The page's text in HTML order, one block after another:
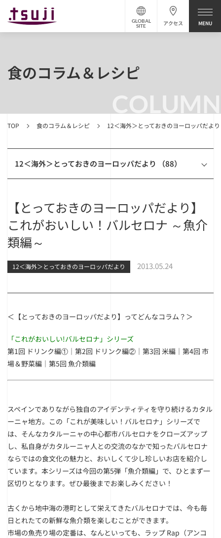
アクセス
GLOBAL
SITE
COLUMN
TOP 食のコラム＆レシピ 12＜海外＞とっておきのヨーロッパだより
食のコラム＆レシピ
12＜海外＞とっておきのヨーロッパだより （88）
【とっておきのヨーロッパだより】
これがおいしい！バルセロナ ～魚介
類編～
12＜海外＞とっておきのヨーロッパだより 2013.05.24
＜【とっておきのヨーロッパだより】ってどんなコラム？＞
「これがおいしい!バルセロナ」シリーズ
第1回 ドリンク編① ｜ 第2回 ドリンク編② ｜ 第3回 米編 ｜ 第4回 市
場＆野菜編 ｜第5回 魚介類編
スペインでありながら独自のアイデンティティを守り続けるカタル
ーニャ地方。この「これが美味しい！バルセロナ」シリーズで
は、そんなカタルーニャの中心都市バルセロナをクローズアップ
し、私自身がカタルーニャ人との交流のなかで知ったバルセロナ
ならではの食文化の魅力と、おいしくて少し珍しいお店を紹介し
ています。本シリーズは今回の第5弾「魚介類編」で、ひとまず一
区切りとなります。ぜひ最後までお楽しみください！
古くから地中海の港町として栄えてきたバルセロナでは、今も毎
日とれたての新鮮な魚介類を楽しむことができます。
市場の魚売り場の定番は、なんといっても、ラップ Rap（アンコ